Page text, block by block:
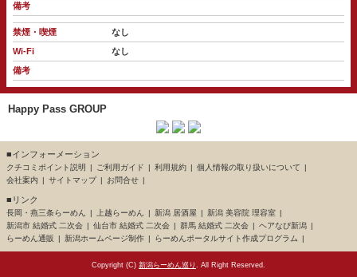
備考
禁煙・喫煙
なし
Wi-Fi
なし
備考
Happy Pass GROUP
■インフォーメーション
クチコミポイント説明 ご利用ガイド 利用規約
個人情報の取り扱いについて
会社案内
サイトマップ お問合せ
■リンク
長岡・燕三条らーめん 上越らーめん 新潟 居酒屋
新潟 美容院 理容室
新潟市 結婚式 二次会
仙台市 結婚式 二次会 群馬 結婚式 二次会
ヘアなび新潟
らーめん通販
新潟ホームページ制作 らーめんポータルサイト作成プログラム
Copyright (C) 新潟らーめん巡り . All Right Reserved.